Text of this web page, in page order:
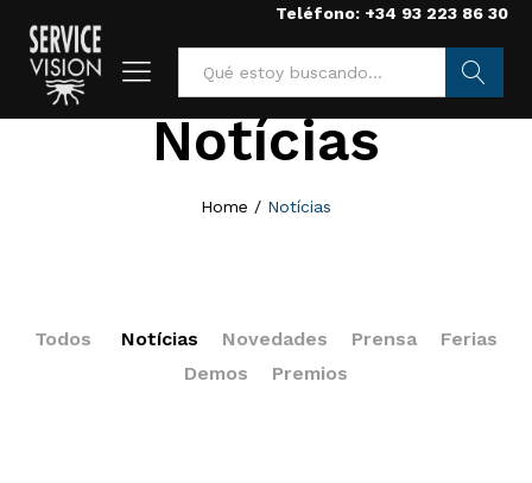
Teléfono: +34 93 223 86 30
Searc
Notícias
Home / Notícias
Todos Notícias Novedades Prensa
Ferias
Demos
Premios